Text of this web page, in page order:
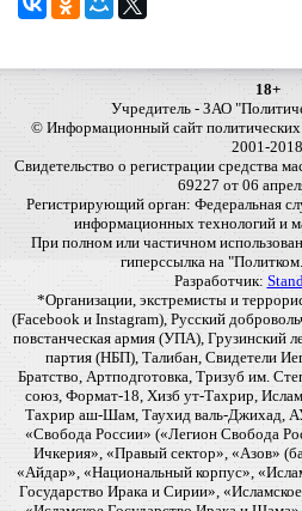
18+
Учредитель - ЗАО
© Информационный сайт
2001-2018
Свидетельство о регистрации средства
69227 от 06
Регистрирующий орган: Федеральная
информационных технологий и
При полном или частичном
гиперссылка на
Разработчик:
*Организации, экстремисты и
(Facebook и Instagram), Русский
повстанческая армия (УПА), Грузинский
партия (НБП), Талибан, Свидетели
Братство, Артподготовка, Тризуб им.
союз, Формат-18, Хизб ут-Тахрир,
Тахрир аш-Шам, Таухид валь-Джихад,
«Свобода России» («Легион Свобода
Ичкерия», «Правый сектор», «Азов»
«Айдар», «Национальный корпус»,
Государство Ирака и Сирии»,